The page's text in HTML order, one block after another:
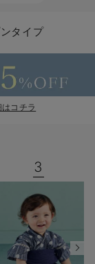
スカート
パジャマ
オフィス
きれいめ美脚パンツ派
ツィード派
セットアップ派
短肌着
セット
快適ウェア10%OFF
ジャンパースカート/
ワーク・オフィス
フォーマル / オケー
10,001円（税込）〜
女の子におススメの
定番ギフト
かわいくておもしろ
何枚あっても嬉しい
保温&リカバリー
レギンス・タイツ
あったか度◎
【冬のあったか特集
タイプ
コチラ
3